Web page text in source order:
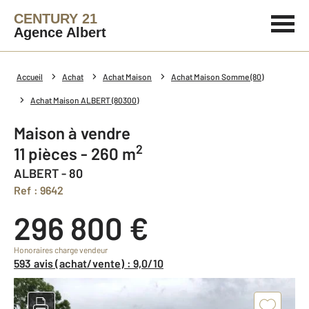
CENTURY 21
Agence Albert
Accueil Achat Achat Maison Achat Maison Somme (80)
Achat Maison ALBERT (80300)
Maison à vendre
11 pièces - 260 m2
ALBERT - 80
Ref : 9642
296 800 €
Honoraires charge vendeur
593 avis (achat/vente) : 9,0/10